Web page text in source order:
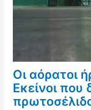
Οι αόρατοι
Εκείνοι που